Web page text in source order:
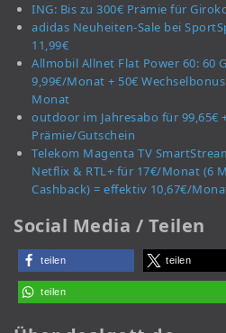
ING: Bis zu 300€ Prämie für
adidas Neuheiten-Sale bei
11,99€
Allmobil Allnet Flat Power 60: 60
9,99€/Monat + 50€
Monat
outdoor im Jahresabo für 99,65€
Prämie/Gutschein
Telekom Magenta TV
Netflix & RTL+ für 17€/Monat (6
Cashback) = effektiv 10,67€/
Social Media / Teilen
teilen teilen
teilen